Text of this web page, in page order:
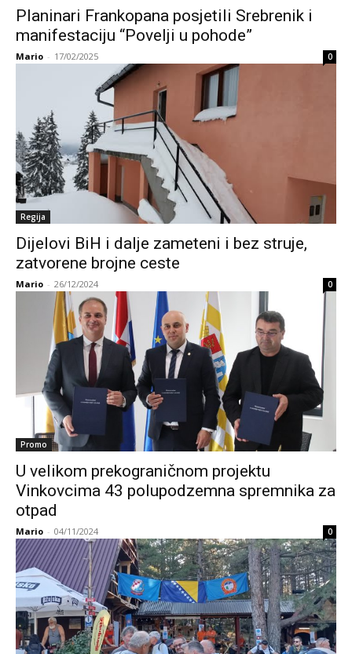
Planinari Frankopana posjetili Srebrenik i
manifestaciju “Povelji u pohode”
Mario - 17/02/2025 0
Regija
Dijelovi BiH i dalje zameteni i bez struje,
zatvorene brojne ceste
Mario - 26/12/2024 0
Promo
U velikom prekograničnom projektu
Vinkovcima 43 polupodzemna spremnika za
otpad
Mario - 04/11/2024 0